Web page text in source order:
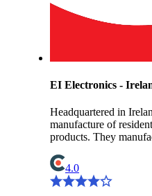
EI Electronics -
Headquartered in
manufacture of
products. They
4.0